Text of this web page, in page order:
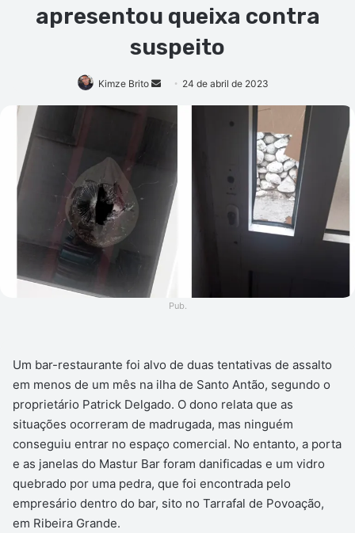
apresentou queixa contra
suspeito
Kimze Brito
Mande24 de abril de 2023
Pub.
Um bar-restaurante foi alvo de duas tentativas de assalto
em menos de um mês na ilha de Santo Antão, segundo o
proprietário Patrick Delgado. O dono relata que as
situações ocorreram de madrugada, mas ninguém
conseguiu entrar no espaço comercial. No entanto, a porta
e as janelas do Mastur Bar foram danificadas e um vidro
quebrado por uma pedra, que foi encontrada pelo
empresário dentro do bar, sito no Tarrafal de Povoação,
em Ribeira Grande.